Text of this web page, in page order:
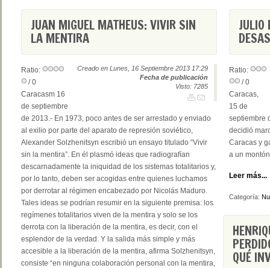
JUAN MIGUEL MATHEUS: VIVIR SIN
LA MENTIRA
Creado en Lunes, 16 Septiembre 2013 17:29
Fecha de publicación
Visto: 7285
Ratio:
/ 0
Caracasm 16
de septiembre
de 2013.- En 1973, poco antes de ser arrestado y enviado
al exilio por parte del aparato de represión soviético,
Alexander Solzhenitsyn escribió un ensayo titulado “Vivir
sin la mentira”. En él plasmó ideas que radiografían
descarnadamente la iniquidad de los sistemas totalitarios y,
por lo tanto, deben ser acogidas entre quienes luchamos
por derrotar al régimen encabezado por Nicolás Maduro.
Tales ideas se podrían resumir en la siguiente premisa: los
regímenes totalitarios viven de la mentira y solo se los
derrota con la liberación de la mentira, es decir, con el
esplendor de la verdad. Y la salida más simple y más
accesible a la liberación de la mentira, afirma Solzhenitsyn,
consiste “en ninguna colaboración personal con la mentira,
JULIO
Ratio:
/ 0
Caracas,
15 de
septiembre
decidió
Caracas y
a un
Leer más...
Categoría:
QUÉ